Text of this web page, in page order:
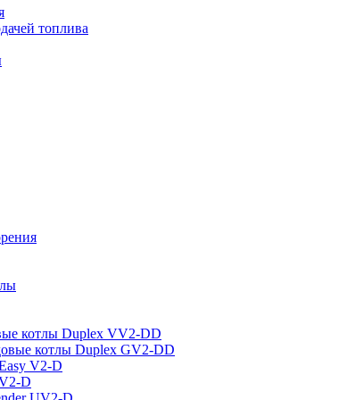
топлива
котлы Duplex VV2-DD
котлы Duplex GV2-DD
V2-D
D